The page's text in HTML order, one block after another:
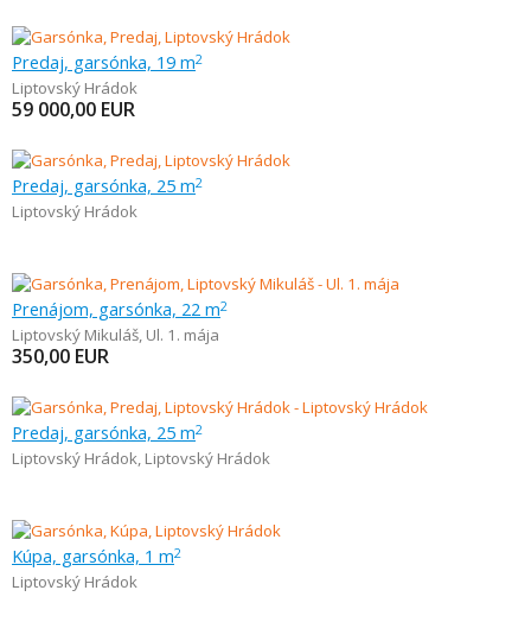
Predaj, garsónka, 19 m2
Liptovský Hrádok
59 000,00 EUR
Predaj, garsónka, 25 m2
Liptovský Hrádok
Prenájom, garsónka, 22 m2
Liptovský Mikuláš, Ul. 1. mája
350,00 EUR
Predaj, garsónka, 25 m2
Liptovský Hrádok, Liptovský Hrádok
Kúpa, garsónka, 1 m2
Liptovský Hrádok